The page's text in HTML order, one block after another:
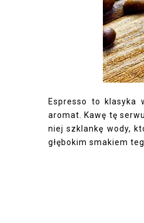
Espresso to klasyka
aromat. Kawę tę
niej szklankę wody,
głębokim smakiem